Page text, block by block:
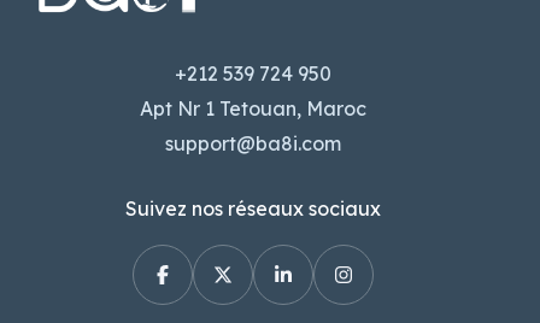
+212 539 724 950
Apt Nr 1 Tetouan, Maroc
support@ba8i.com
Suivez nos réseaux sociaux